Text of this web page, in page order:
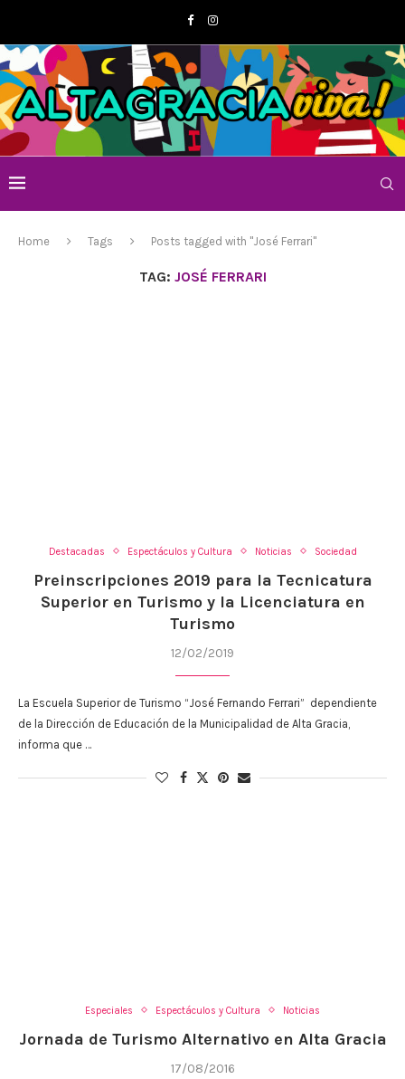
Home Tags Posts tagged with "José Ferrari"
TAG: JOSÉ FERRARI
Destacadas Espectáculos y Cultura Noticias Sociedad
Preinscripciones 2019 para la Tecnicatura
Superior en Turismo y la Licenciatura en
Turismo
12/02/2019
La Escuela Superior de Turismo “José Fernando Ferrari” dependiente
de la Dirección de Educación de la Municipalidad de Alta Gracia,
informa que …
Especiales Espectáculos y Cultura Noticias
Jornada de Turismo Alternativo en Alta Gracia
17/08/2016